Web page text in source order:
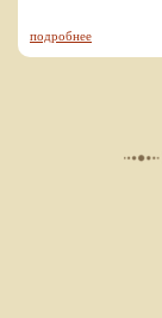
подробнее